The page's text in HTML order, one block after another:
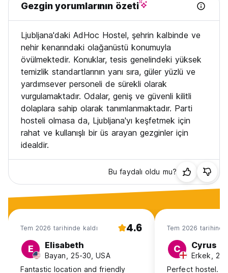
Gezgin yorumlarının özeti
Ljubljana'daki AdHoc Hostel, şehrin kalbinde ve
nehir kenarındaki olağanüstü konumuyla
övülmektedir. Konuklar, tesis genelindeki yüksek
temizlik standartlarının yanı sıra, güler yüzlü ve
yardımsever personeli de sürekli olarak
vurgulamaktadır. Odalar, geniş ve güvenli kilitli
dolaplara sahip olarak tanımlanmaktadır. Parti
hosteli olmasa da, Ljubljana'yı keşfetmek için
rahat ve kullanışlı bir üs arayan gezginler için
idealdir.
Bu faydalı oldu mu?
Tem 2026 tarihinde kaldı 4.6
E Elisabeth
Bayan, 25-30, USA
Fantastic location and friendly
Tem 2026 tarihinde
C Cyrus
Erkek,
Perfect hostel.